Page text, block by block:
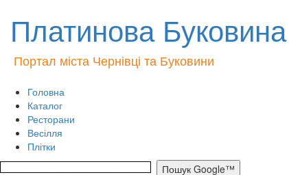
Платинова Буковина
Портал міста Чернівці та Буковини
Головна
Каталог
Ресторани
Весілля
Плітки